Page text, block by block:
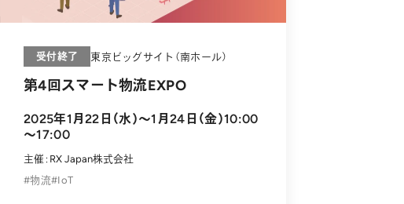
受付終了 東京ビッグサイト（南ホール）
第4回スマート物流EXPO
2025年1月22日（水）～1月24日（金）10:00
～17:00
主催：RX Japan株式会社
物流
IoT